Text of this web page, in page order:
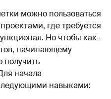
можно пользоваться
где требуется
Но чтобы как-
начинающему
получить
начала
навыками: